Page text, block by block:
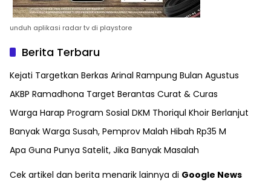
unduh aplikasi radar tv di playstore
Berita Terbaru
Kejati Targetkan Berkas Arinal Rampung Bulan Agustus
AKBP Ramadhona Target Berantas Curat & Curas
Warga Harap Program Sosial DKM Thoriqul Khoir Berlanjut
Banyak Warga Susah, Pemprov Malah Hibah Rp35 M
Apa Guna Punya Satelit, Jika Banyak Masalah
Cek artikel dan berita menarik lainnya di Google News